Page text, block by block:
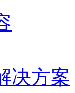
决方案